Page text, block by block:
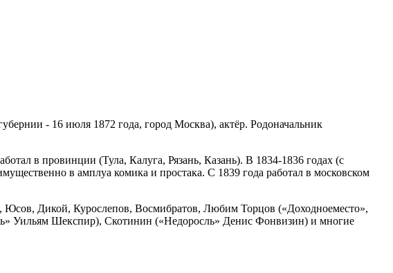
- 16 июля 1872 года, город Москва), актёр. Родоначальник
в провинции (Тула, Калуга, Рязань, Казань). В 1834-1836 годах (с
в амплуа комика и простака. С 1839 года работал в московском
Дикой, Курослепов, Восмибратов, Любим Торцов («Доходноеместо»,
Уильям Шекспир), Скотинин («Недоросль» Денис Фонвизин) и многие